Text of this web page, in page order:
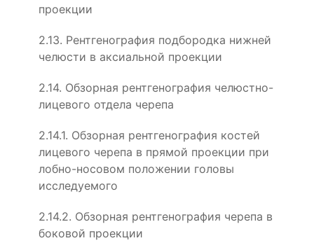
проекции
2.13. Рентгенография подбородка нижней
челюсти в аксиальной проекции
2.14. Обзорная рентгенография челюстно-
лицевого отдела черепа
2.14.1. Обзорная рентгенография костей
лицевого черепа в прямой проекции при
лобно-носовом положении головы
исследуемого
2.14.2. Обзорная рентгенография черепа в
боковой проекции